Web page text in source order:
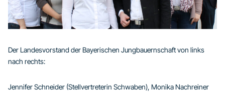
Der Landesvorstand der Bayerischen Jungbauernschaft von links
nach rechts:
Jennifer Schneider (Stellvertreterin Schwaben), Monika Nachreiner